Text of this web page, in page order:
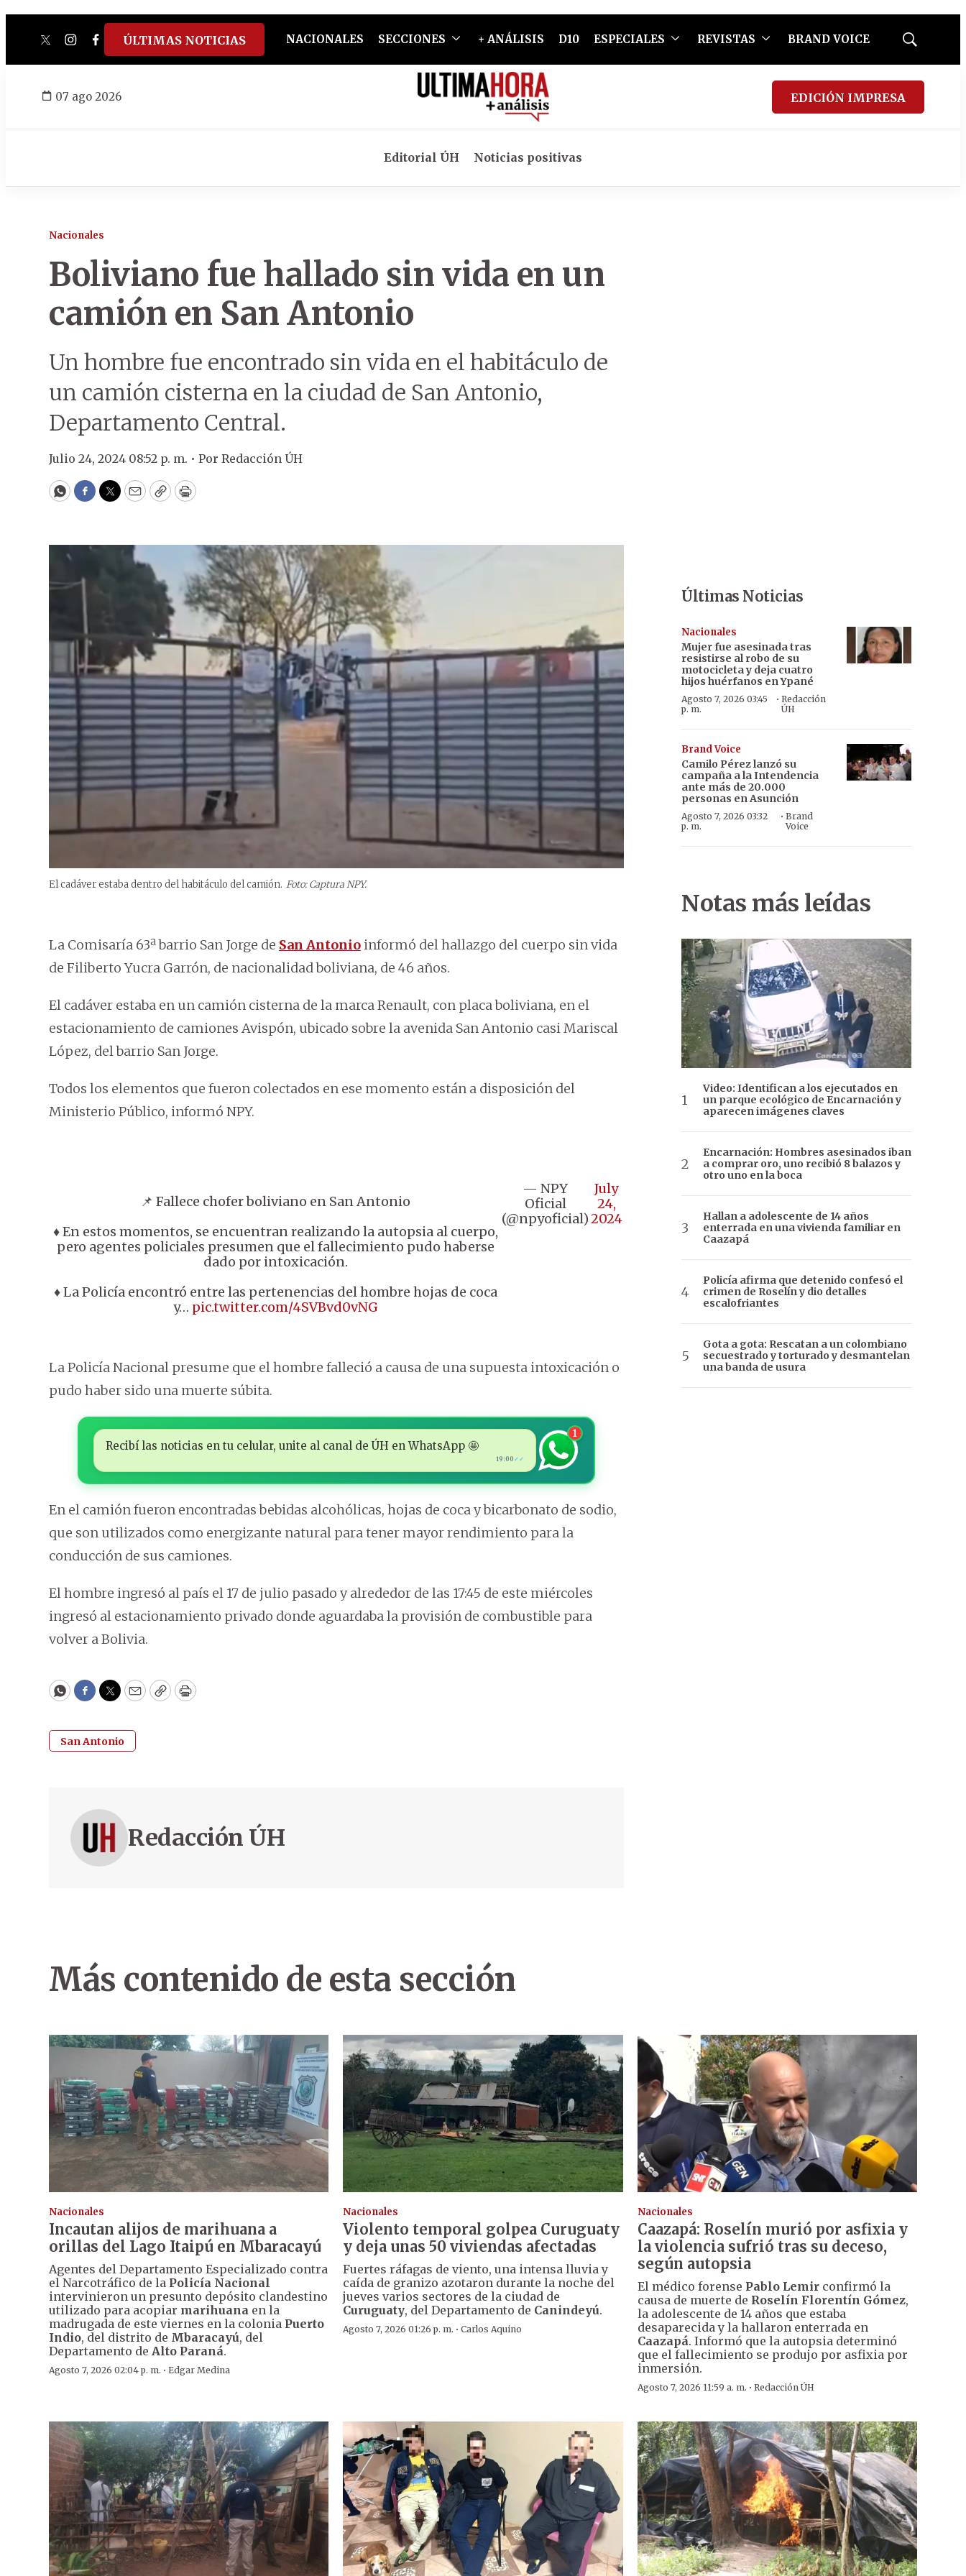
twitterinstagram
facebook
tiktokyoutube
spotify
ÚLTIMAS NOTICIAS NACIONALES SECCIONES + ANÁLISIS D10 ESPECIALES REVISTAS BRAND VOICE
Mostrar
07 ago 2026 EDICIÓN IMPRESA
Editorial ÚH Noticias positivas
Nacionales
Boliviano fue hallado sin vida en un
camión en San Antonio
Un hombre fue encontrado sin vida en el habitáculo de
un camión cisterna en la ciudad de San Antonio,
Departamento Central.
Julio 24, 2024 08:52 p. m. • Por Redacción ÚH
WhatsApp
Facebook
Twitter
EmailCopyPrint
El cadáver estaba dentro del habitáculo del camión. Foto: Captura NPY.
La Comisaría 63ª barrio San Jorge de San Antonioinformó del hallazgo del cuerpo sin vida
de Filiberto Yucra Garrón, de nacionalidad boliviana, de 46 años.
El cadáver estaba en un camión cisterna de la marca Renault, con placa boliviana, en el
estacionamiento de camiones Avispón, ubicado sobre la avenida San Antonio casi Mariscal
López, del barrio San Jorge.
Todos los elementos que fueron colectados en ese momento están a disposición del
Ministerio Público, informó NPY.
📌 Fallece chofer boliviano en San Antonio
♦️ En estos momentos, se encuentran realizando la autopsia al cuerpo,
pero agentes policiales presumen que el fallecimiento pudo haberse
dado por intoxicación.
♦️ La Policía encontró entre las pertenencias del hombre hojas de coca
y… pic.twitter.com/4SVBvd0vNG
— NPY
Oficial
(@npyoficial)
July
24,
2024
La Policía Nacional presume que el hombre falleció a causa de una supuesta intoxicación o
pudo haber sido una muerte súbita.
Recibí las noticias en tu celular, unite al canal de ÚH en WhatsApp 🤩
19:00 ✓✓
1
En el camión fueron encontradas bebidas alcohólicas, hojas de coca y bicarbonato de sodio,
que son utilizados como energizante natural para tener mayor rendimiento para la
conducción de sus camiones.
El hombre ingresó al país el 17 de julio pasado y alrededor de las 17:45 de este miércoles
ingresó al estacionamiento privado donde aguardaba la provisión de combustible para
volver a Bolivia.
WhatsApp
Facebook
Twitter
EmailCopyPrint
San Antonio
Redacción ÚH
Últimas Noticias
Nacionales
Mujer fue asesinada tras
resistirse al robo de su
motocicleta y deja cuatro
hijos huérfanos en Ypané
Agosto 7, 2026 03:45
p. m.
· Redacción
ÚH
Brand Voice
Camilo Pérez lanzó su
campaña a la Intendencia
ante más de 20.000
personas en Asunción
Agosto 7, 2026 03:32
p. m.
· Brand
Voice
Notas más leídas
Video: Identifican a los ejecutados en
un parque ecológico de Encarnación y
aparecen imágenes claves
Encarnación: Hombres asesinados iban
a comprar oro, uno recibió 8 balazos y
otro uno en la boca
Hallan a adolescente de 14 años
enterrada en una vivienda familiar en
Caazapá
Policía afirma que detenido confesó el
crimen de Roselín y dio detalles
escalofriantes
Gota a gota: Rescatan a un colombiano
secuestrado y torturado y desmantelan
una banda de usura
Más contenido de esta sección
Nacionales
Incautan alijos de marihuana a
orillas del Lago Itaipú en Mbaracayú
Agentes del Departamento Especializado contra
el Narcotráfico de la Policía Nacional
intervinieron un presunto depósito clandestino
utilizado para acopiar marihuana en la
madrugada de este viernes en la colonia Puerto
Indio, del distrito de Mbaracayú, del
Departamento de Alto Paraná.
Agosto 7, 2026 02:04 p. m. · Edgar Medina
Nacionales
Violento temporal golpea Curuguaty
y deja unas 50 viviendas afectadas
Fuertes ráfagas de viento, una intensa lluvia y
caída de granizo azotaron durante la noche del
jueves varios sectores de la ciudad de
Curuguaty, del Departamento de Canindeyú.
Agosto 7, 2026 01:26 p. m. ·Carlos Aquino
Nacionales
Caazapá: Roselín murió por asfixia y
la violencia sufrió tras su deceso,
según autopsia
El médico forense Pablo Lemirconfirmó la
causa de muerte de Roselín Florentín Gómez,
la adolescente de 14 años que estaba
desaparecida y la hallaron enterrada en
Caazapá. Informó que la autopsia determinó
que el fallecimiento se produjo por asfixia por
inmersión.
Agosto 7, 2026 11:59 a. m. · Redacción ÚH